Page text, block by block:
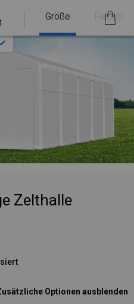
Größe Farben
Zelthalle
Optionen ausblenden